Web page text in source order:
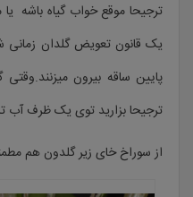
ترجیحا موقع خواب گیاه باشه
یک قانون تعویض گلدان
پایین ساقه بیرون
ترجیحا بزارید توی یک ظرف آب
از سوراخ خای زیر گلدون هم